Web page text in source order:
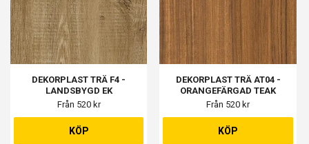
DEKORPLAST TRÄ F4 -
LANDSBYGD EK
Från 520 kr
KÖP
DEKORPLAST TRÄ AT04 -
ORANGEFÄRGAD TEAK
Från 520 kr
KÖP